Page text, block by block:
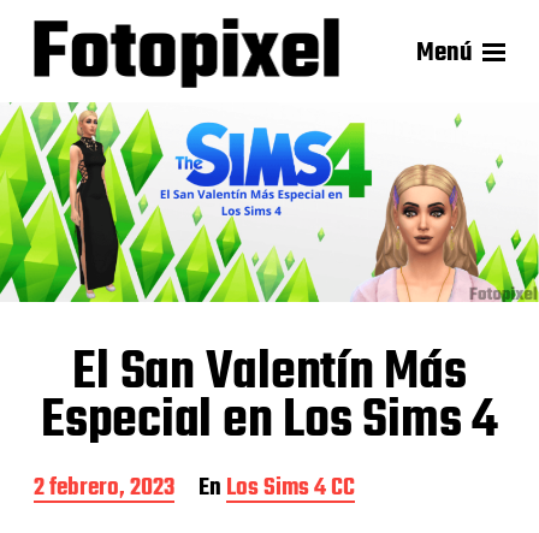
Menú
El San Valentín Más
Especial en Los Sims 4
F
e
2 febrero, 2023 EnLos Sims 4 CC